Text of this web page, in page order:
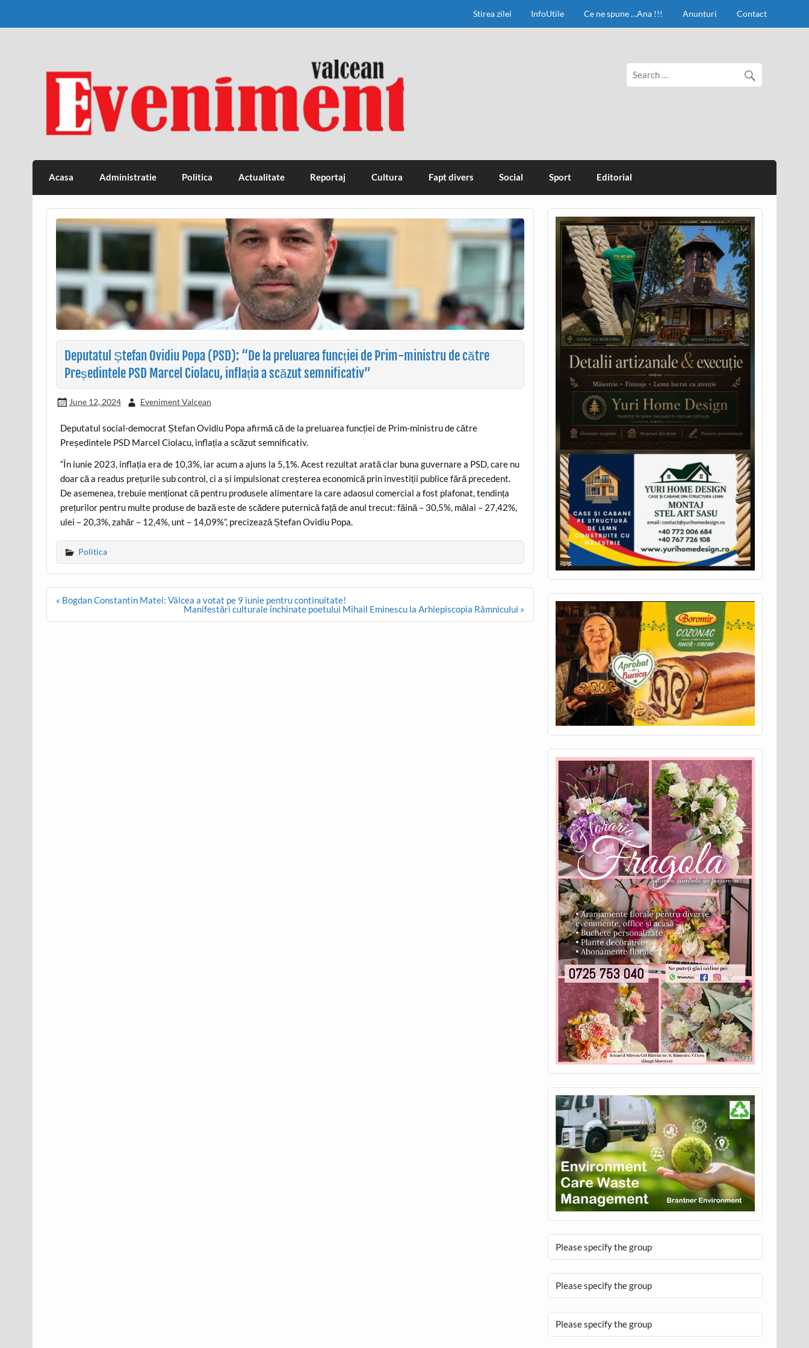
Stirea zilei InfoUtile Ce ne spune …Ana !!! Anunturi Contact
Eveniment Valcean
Acasa Administratie Politica Actualitate Reportaj Cultura Fapt divers Social Sport Editorial
Deputatul Ștefan Ovidiu Popa (PSD): “De la preluarea funcției de Prim-ministru de către
Președintele PSD Marcel Ciolacu, inflația a scăzut semnificativ”
June 12, 2024 Eveniment Valcean
Deputatul social-democrat Ștefan Ovidiu Popa afirmă că de la preluarea funcției de Prim-ministru de către
Președintele PSD Marcel Ciolacu, inflația a scăzut semnificativ.
“În iunie 2023, inflația era de 10,3%, iar acum a ajuns la 5,1%. Acest rezultat arată clar buna guvernare a PSD, care nu
doar că a readus prețurile sub control, ci a și impulsionat creșterea economică prin investiții publice fără precedent.
De asemenea, trebuie menționat că pentru produsele alimentare la care adaosul comercial a fost plafonat, tendința
prețurilor pentru multe produse de bază este de scădere puternică față de anul trecut: făină – 30,5%, mălai – 27,42%,
ulei – 20,3%, zahăr – 12,4%, unt – 14,09%”, precizează Ștefan Ovidiu Popa.
Politica
Post
navigation
« Bogdan Constantin Matei: Vâlcea a votat pe 9 iunie pentru continuitate!
Manifestări culturale închinate poetului Mihail Eminescu la Arhiepiscopia Râmnicului »
Please specify the group
Please specify the group
Please specify the group